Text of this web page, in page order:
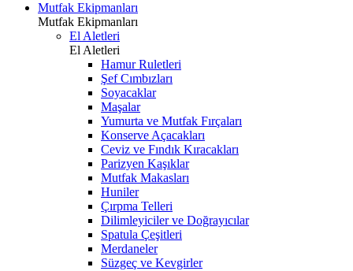
Mutfak Ekipmanları
Mutfak Ekipmanları
El Aletleri
El Aletleri
Hamur Ruletleri
Şef Cımbızları
Soyacaklar
Maşalar
Yumurta ve Mutfak Fırçaları
Konserve Açacakları
Ceviz ve Fındık Kıracakları
Parizyen Kaşıklar
Mutfak Makasları
Huniler
Çırpma Telleri
Dilimleyiciler ve Doğrayıcılar
Spatula Çeşitleri
Merdaneler
Süzgeç ve Kevgirler